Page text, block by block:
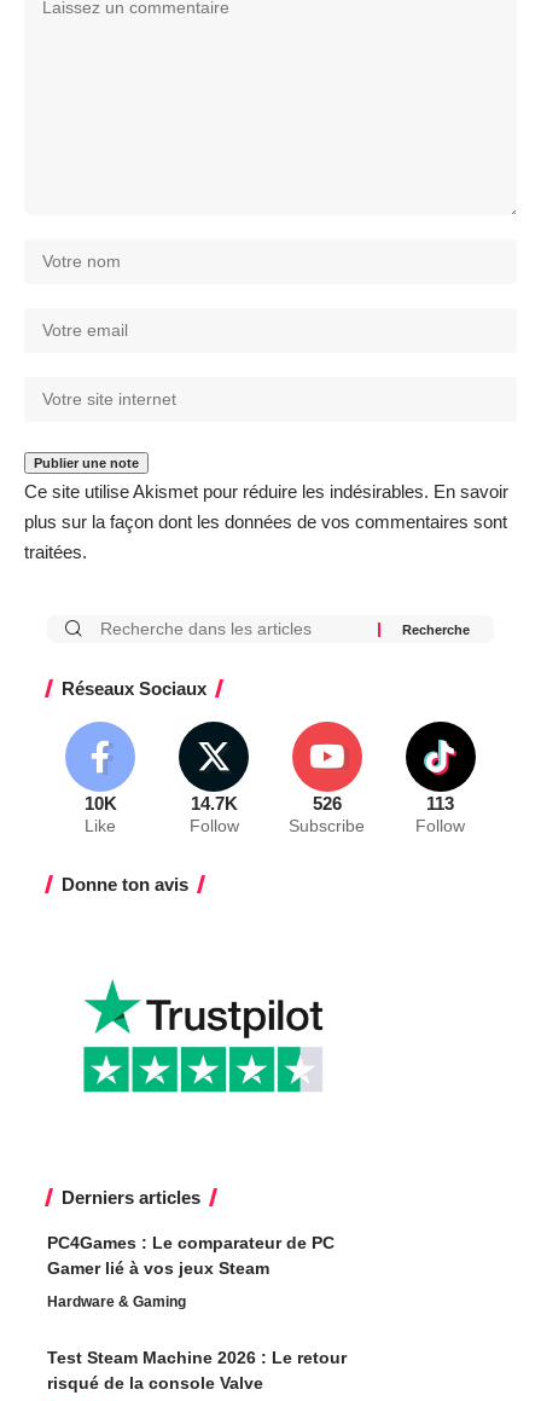
Ce site utilise Akismet pour réduire les indésirables. En savoir
plus sur la façon dont les données de vos commentaires sont
traitées.
Réseaux Sociaux
10K
Like
14.7K
Follow
526
Subscribe
113
Follow
Donne ton avis
Derniers articles
PC4Games : Le comparateur de PC
Gamer lié à vos jeux Steam
Hardware & Gaming
Test Steam Machine 2026 : Le retour
risqué de la console Valve